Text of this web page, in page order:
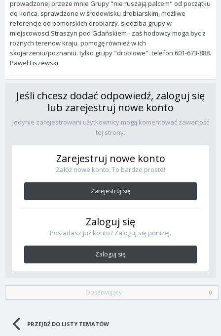
prowadzonej przeze mnie Grupy "nie ruszają palcem" od początku
do końca. sprawdzone w środowisku drobiarskim, możliwe
referencje od pomorskich drobiarzy. siedziba grupy w
miejscowosci Straszyn pod Gdańskiem - zaś hodowcy moga byc z
roznych terenow kraju. pomogę również w ich
skojarzeniu/poznaniu. tylko grupy "drobiowe". telefon 601-673-888.
Paweł Liszewski
Jeśli chcesz dodać odpowiedź, zaloguj się
lub zarejestruj nowe konto
Jedynie zarejestrowani użytkownicy mogą komentować zawartość
tej strony.
Zarejestruj nowe konto
Załóż nowe konto. To bardzo proste!
Zarejestruj się
Zaloguj się
Posiadasz już konto? Zaloguj się poniżej.
Zaloguj się
Obserwujący 0
PRZEJDŹ DO LISTY TEMATÓW